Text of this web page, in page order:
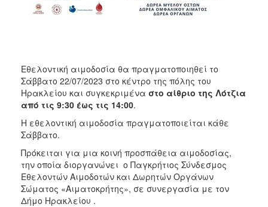
Εθελοντική αιμοδοσία θα πραγματοποιηθεί το
Σάββατο 22/07/2023 στο κέντρο της πόλης του
Ηρακλείου και συγκεκριμένα στο αίθριο της Λότζια
από τις 9:30 έως τις 14:00.
Η εθελοντική αιμοδοσία πραγματοποιείται κάθε
Σάββατο.
Πρόκειται για μια κοινή προσπάθεια αιμοδοσίας,
την οποία διοργανώνει ο Παγκρήτιος Σύνδεσμος
Εθελοντών Αιμοδοτών και Δωρητών Οργάνων
Σώματος «Αιματοκρήτης», σε συνεργασία με τον
Δήμο Ηρακλείου .